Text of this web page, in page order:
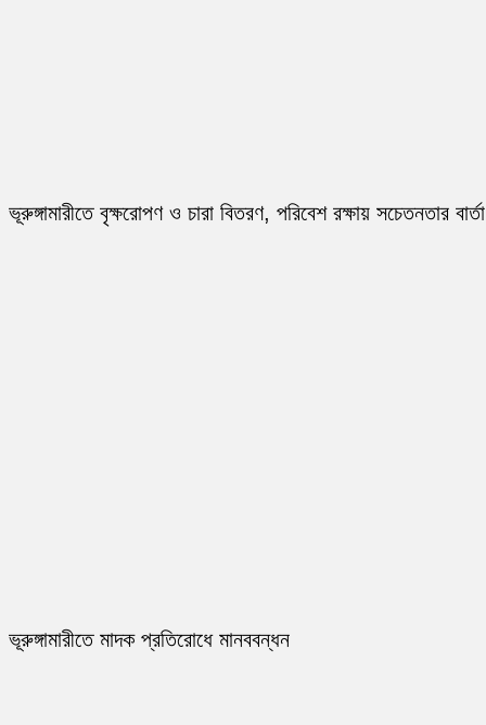
ভূরুঙ্গামারীতে বৃক্ষরোপণ ও চারা বিতরণ, পরিবেশ রক্ষায় সচেতনতার বার্তা
ভূরুঙ্গামারীতে মাদক প্রতিরোধে মানববন্ধন